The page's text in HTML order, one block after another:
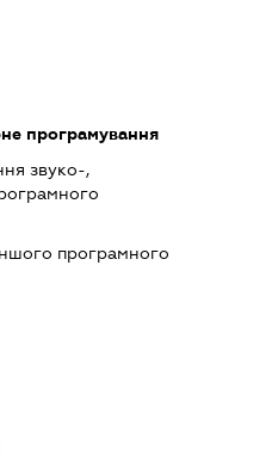
програмування
звуко-,
програмного